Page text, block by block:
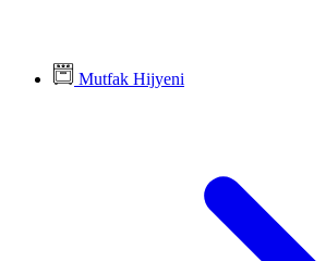
Mutfak Hijyeni